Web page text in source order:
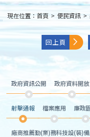
:::
現在位置： 首頁 > 便民資訊 >
回上頁
政府資訊公開 政府資料開放
射擊通報 檔案應用 廉政
廠商推薦勤(業)務科技設(裝)